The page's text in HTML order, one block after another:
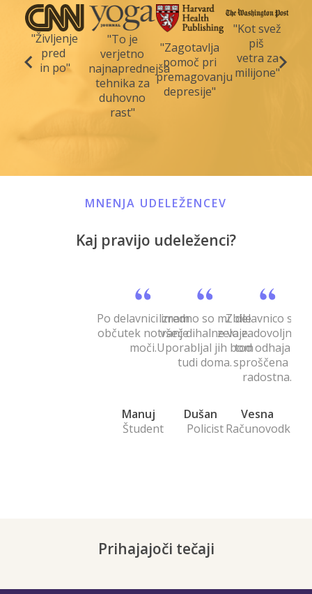
"Življenje
pred
in po"
"To je
verjetno
najnaprednejša
tehnika za
duhovno
rast"
"Zagotavlja
pomoč pri
premagovanju
depresije"
"Kot svež
piš
vetra za
milijone"
MNENJA UDELEŽENCEV
Kaj pravijo udeleženci?
Po delavnici imam
občutek notranje
moči.
Manuj
Študent
Izredno so mi bile
všeč dihalne vaje.
Uporabljal jih bom
tudi doma.
Dušan
Policist
Z delavnico sem
zelo zadovoljna.
tod odhajam
sproščena in
radostna.
Vesna
Računovodkinja
Prihajajoči tečaji